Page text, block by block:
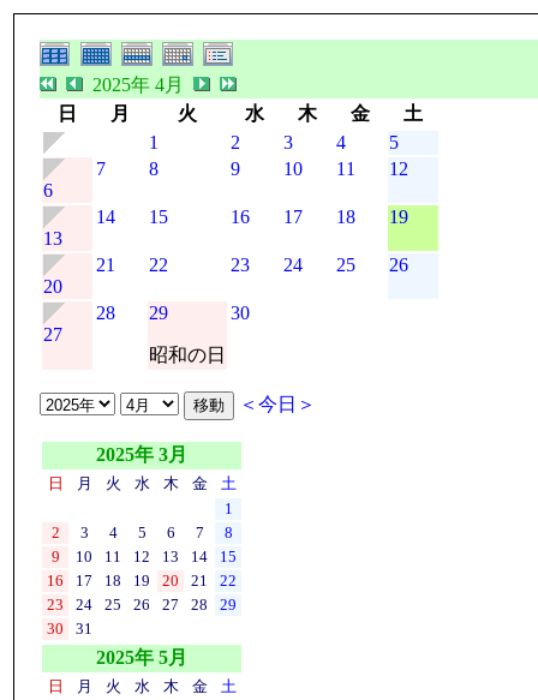
2025年 4月
日
月 火 水 木 金
土
1
2 3 4 5
6
7 8 9 10 11 12
13
14 15 16 17 18 19
20
21 22 23 24 25 26
27
28 29
昭和の日
30
＜今日＞
2025年 3月
日 月 火 水 木 金
土
1
2
3 4 5 6 7
8
9
10 11 12 13 14
15
16
17 18 19 20 21
22
23
24 25 26 27 28
29
30
31
2025年 5月
日 月 火 水 木 金
土